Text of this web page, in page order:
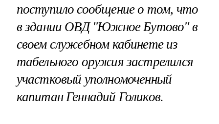
поступило сообщение о том, что
в здании ОВД "Южное Бутово" в
своем служебном кабинете из
табельного оружия застрелился
участковый уполномоченный
капитан Геннадий Голиков.